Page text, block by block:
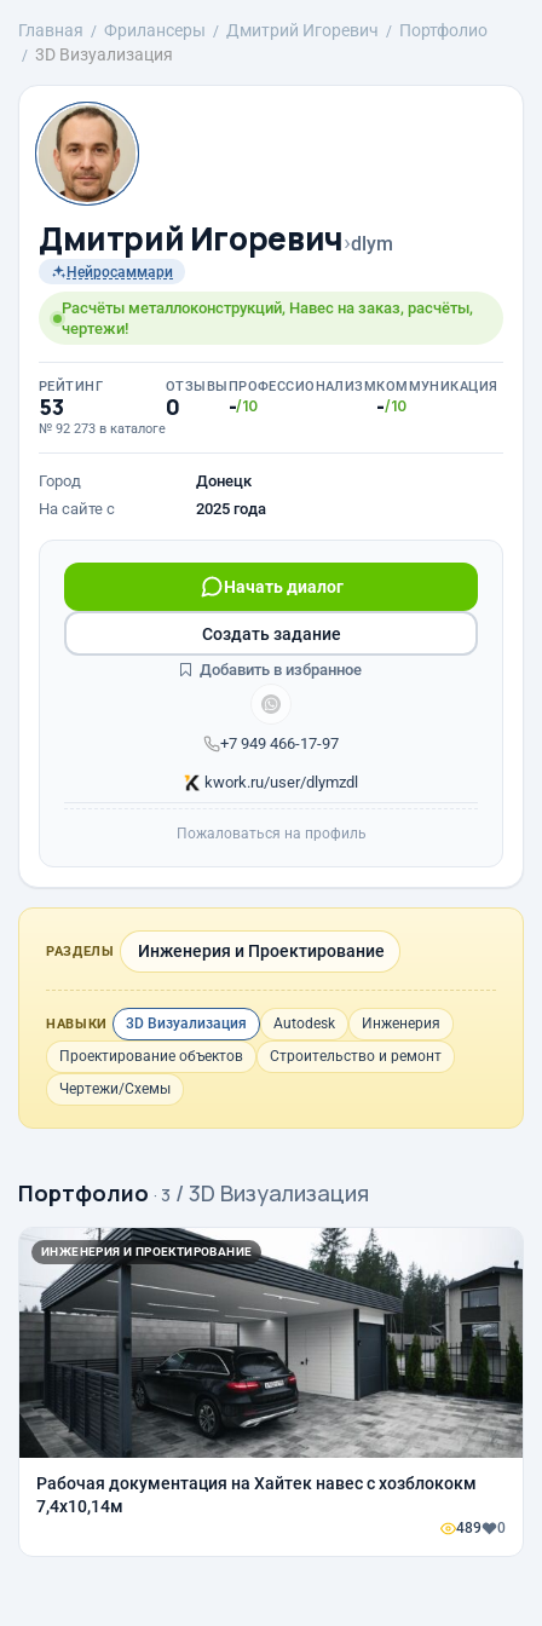
Главная Фрилансеры Дмитрий Игоревич
Портфолио
3D Визуализация
Дмитрий Игоревич›dlym
Нейросаммари
Расчёты металлоконструкций, Навес на заказ, расчёты,
чертежи!
РЕЙТИНГ
53
№ 92 273 в каталоге
ОТЗЫВЫ
0
ПРОФЕССИОНАЛИЗМ
-/10
КОММУНИКАЦИЯ
-/10
Город
Донецк
На сайте с
2025 года
+7 949 466-17-97
Начать диалог
kwork.ru/user/dlymzdl
Создать задание
Добавить в избранное
Пожаловаться на профиль
РАЗДЕЛЫ Инженерия и Проектирование
НАВЫКИ 3D Визуализация Autodesk
Инженерия
Проектирование объектов
Строительство и ремонт
Чертежи/Схемы
Портфолио · 3 / 3D Визуализация
ИНЖЕНЕРИЯ И ПРОЕКТИРОВАНИЕ
Рабочая документация на Хайтек навес с хозблококм
7,4х10,14м
489 0